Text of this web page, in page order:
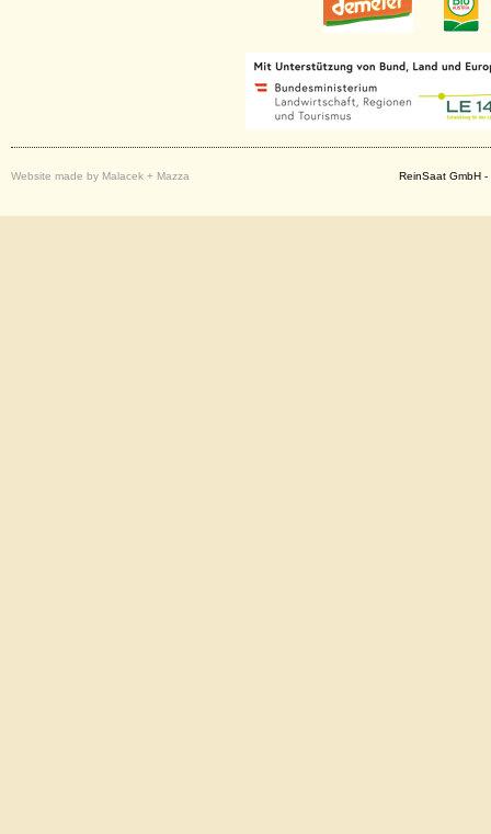
Website made by Malacek + Mazza ReinSaat GmbH